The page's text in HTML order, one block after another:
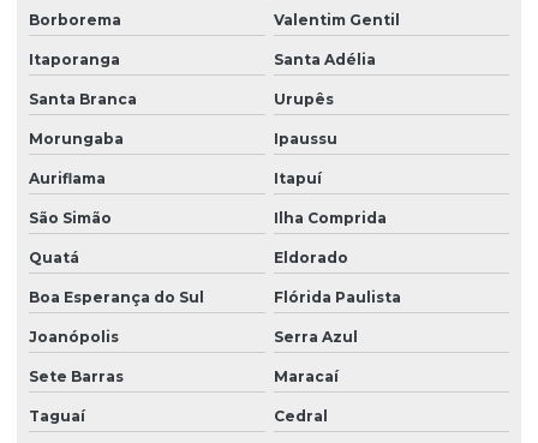
Borborema Valentim Gentil
Itaporanga Santa Adélia
Santa Branca Urupês
Morungaba Ipaussu
Auriflama Itapuí
São Simão Ilha Comprida
Quatá Eldorado
Boa Esperança do Sul Flórida Paulista
Joanópolis Serra Azul
Sete Barras Maracaí
Taguaí Cedral